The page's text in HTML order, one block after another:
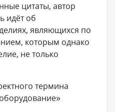
цитаты, автор
идёт об
являющихся по
которым однако
не только
термина